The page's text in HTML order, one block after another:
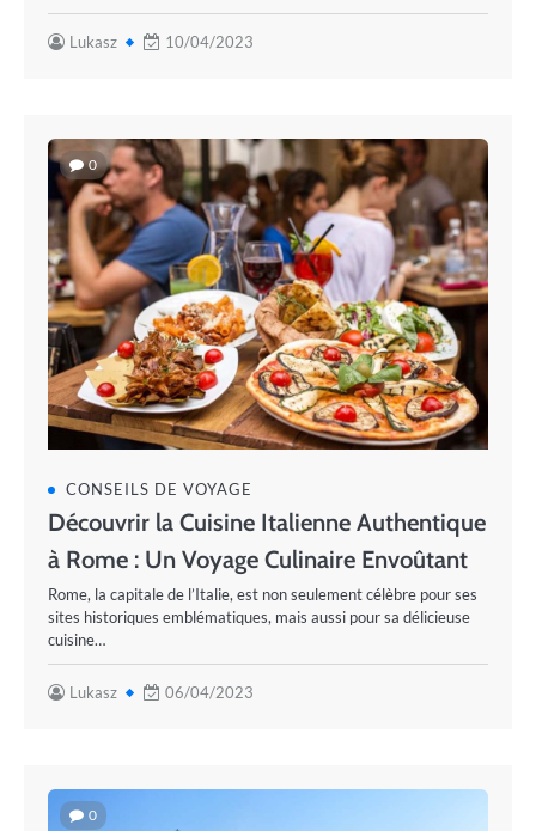
Lukasz 10/04/2023
0
CONSEILS DE VOYAGE
Découvrir la Cuisine Italienne Authentique
à Rome : Un Voyage Culinaire Envoûtant
Rome, la capitale de l’Italie, est non seulement célèbre pour ses
sites historiques emblématiques, mais aussi pour sa délicieuse
cuisine…
Lukasz 06/04/2023
0